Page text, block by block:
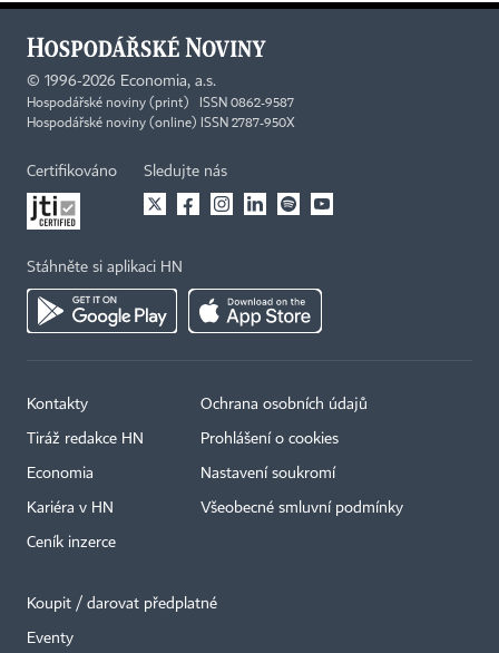
© 1996-2026 Economia, a.s.
Hospodářské noviny (print) ISSN 0862-9587
Hospodářské noviny (online) ISSN 2787-950X
Certifikováno Sledujte nás
Stáhněte si aplikaci HN
Kontakty
Tiráž redakce HN
Economia
Kariéra v HN
Ceník inzerce
Ochrana osobních údajů
Prohlášení o cookies
Nastavení soukromí
Všeobecné smluvní podmínky
Koupit / darovat předplatné
Eventy